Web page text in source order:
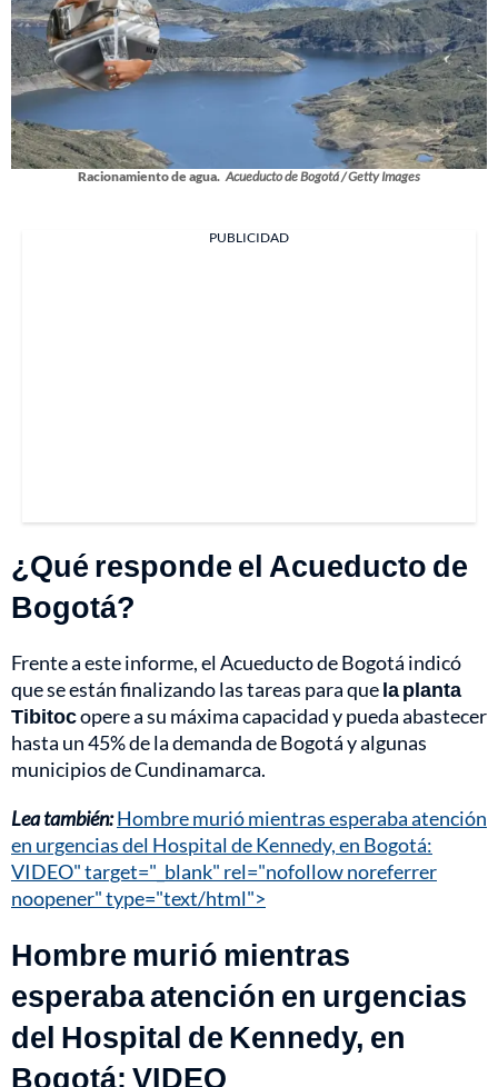
Racionamiento de agua. Acueducto de Bogotá / Getty Images
PUBLICIDAD
¿Qué responde el Acueducto de
Bogotá?
Frente a este informe, el Acueducto de Bogotá indicó
que se están finalizando las tareas para quela planta
Tibitocopere a su máxima capacidad y pueda abastecer
hasta un 45% de la demanda de Bogotá y algunas
municipios de Cundinamarca.
Lea también:Hombre murió mientras esperaba atención
en urgencias del Hospital de Kennedy, en Bogotá:
VIDEO" target="_blank" rel="nofollow noreferrer
noopener" type="text/html">
Hombre murió mientras
esperaba atención en urgencias
del Hospital de Kennedy, en
Bogotá: VIDEO